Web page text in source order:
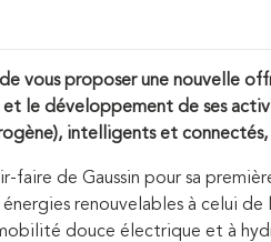
vous proposer une nouvelle
le développement de ses
intelligents et
faire de Gaussin pour sa
énergies renouvelables à celui
douce électrique et à